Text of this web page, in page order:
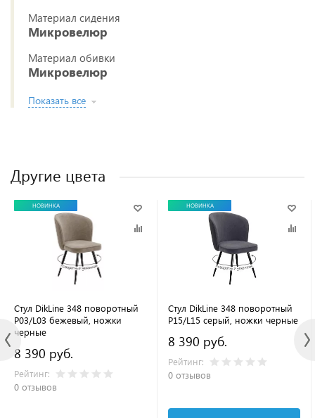
Материал сидения
Микровелюр
Материал обивки
Микровелюр
Показать все
Другие цвета
НОВИНКА
Стул DikLine 348 поворотный
P03/L03 бежевый, ножки
черные
8 390 руб.
Рейтинг:
0 отзывов
НОВИНКА
Стул DikLine 348 поворотный
P15/L15 серый, ножки черные
8 390 руб.
Рейтинг:
0 отзывов